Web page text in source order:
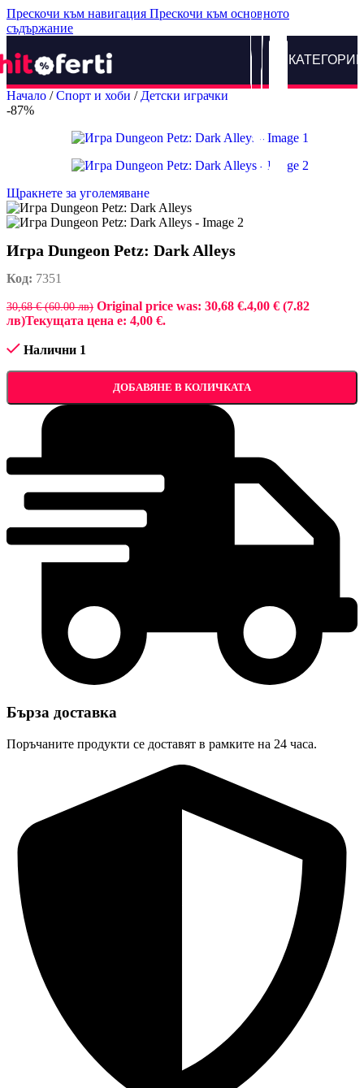
Прескочи към навигация Прескочи към основното
съдържание
Начало / Спорт и хоби / Детски играчки
-87%
Щракнете за уголемяване
Игра Dungeon Petz: Dark Alleys
Код: 7351
30,68 € (60.00 лв) Original price was: 30,68 €.4,00 € (7.82
лв)Текущата цена е: 4,00 €.
Налични 1
ДОБАВЯНЕ В КОЛИЧКАТА
Бърза доставка
Поръчаните продукти се доставят в рамките на 24 часа.